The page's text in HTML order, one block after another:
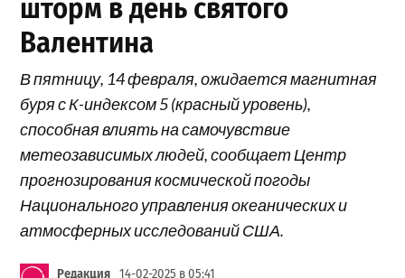
шторм в день святого
Валентина
В пятницу, 14 февраля, ожидается магнитная
буря с К-индексом 5 (красный уровень),
способная влиять на самочувствие
метеозависимых людей, сообщает Центр
прогнозирования космической погоды
Национального управления океанических и
атмосферных исследований США.
Редакция 14-02-2025 в 05:41